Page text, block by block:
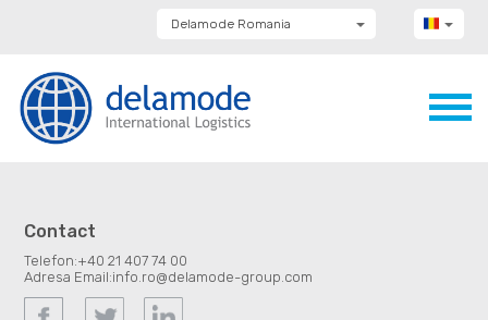
Delamode Romania
Delamode Bulgaria
Delamode Estonia
Delamode Latvia
Contact
Telefon:+40 21 407 74 00
Adresa Email:info.ro@delamode-group.com